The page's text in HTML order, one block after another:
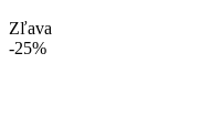
Zľava
-25%